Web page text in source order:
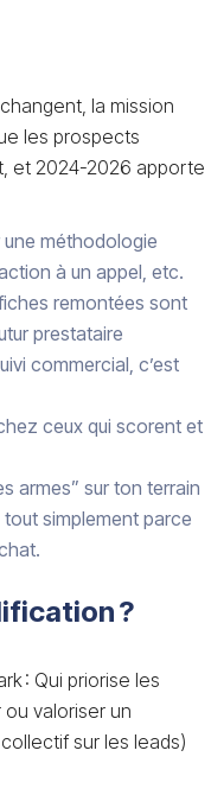
la mission
les prospects
et 2024-2026 apporte
méthodologie
à un appel, etc.
remontées sont
prestataire
commercial, c’est
ceux qui scorent et
armes” sur ton terrain
simplement parce
?
: Qui priorise les
valoriser un
sur les leads)